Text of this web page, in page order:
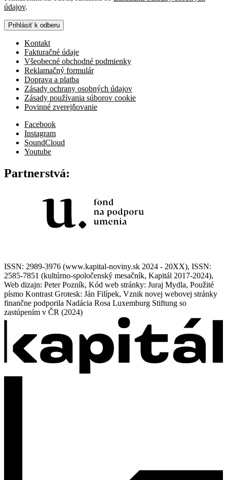
údajov.
Prihlásiť k odberu
Kontakt
Fakturačné údaje
Všeobecné obchodné podmienky
Reklamačný formulár
Doprava a platba
Zásady ochrany osobných údajov
Zásady používania súborov cookie
Povinné zverejňovanie
Facebook
Instagram
SoundCloud
Youtube
Partnerstvá:
ISSN: 2989-3976 (www.kapital-noviny.sk 2024 - 20XX), ISSN:
2585-7851 (kultúrno-spoločenský mesačník, Kapitál 2017-2024),
Web dizajn: Peter Pozník, Kód web stránky: Juraj Mydla, Použité
písmo Kontrast Grotesk: Ján Filípek, Vznik novej webovej stránky
finančne podporila Nadácia Rosa Luxemburg Stiftung so
zastúpením v ČR (2024)